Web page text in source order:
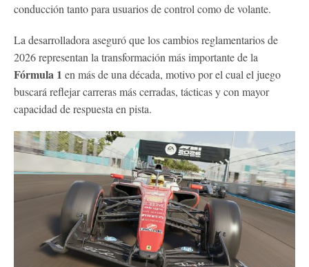
conducción tanto para usuarios de control como de volante.
La desarrolladora aseguró que los cambios reglamentarios de
2026 representan la transformación más importante de la
Fórmula 1 en más de una década, motivo por el cual el juego
buscará reflejar carreras más cerradas, tácticas y con mayor
capacidad de respuesta en pista.